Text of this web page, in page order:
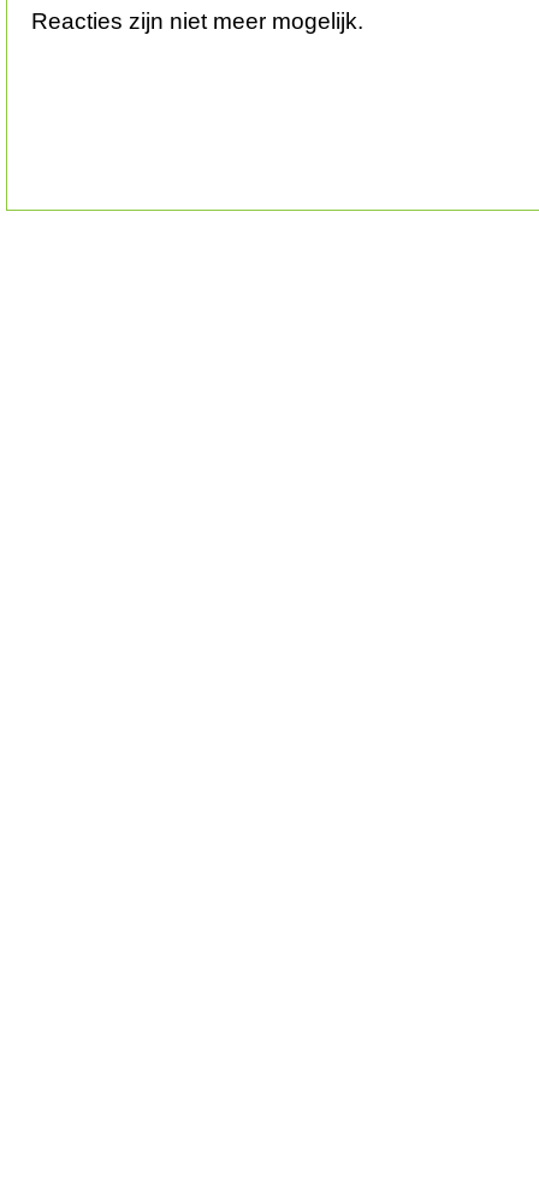
Reacties zijn niet meer mogelijk.